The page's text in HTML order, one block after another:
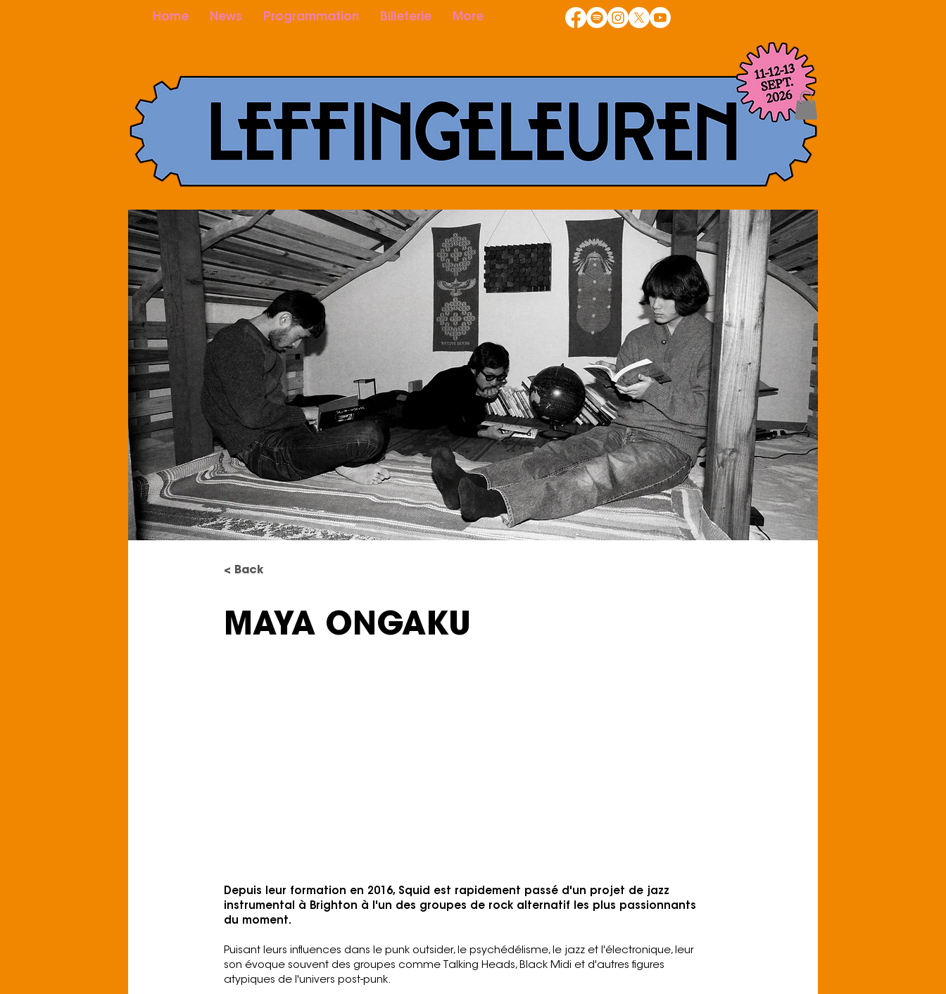
Home News Programmation Billeterie More
< Back
MAYA ONGAKU
Depuis leur formation en 2016, Squid est rapidement passé d'un projet de jazz
instrumental à Brighton à l'un des groupes de rock alternatif les plus passionnants
du moment.
Puisant leurs influences dans le punk outsider, le psychédélisme, le jazz et l'électronique, leur
son évoque souvent des groupes comme Talking Heads, Black Midi et d'autres figures
atypiques de l'univers post-punk.